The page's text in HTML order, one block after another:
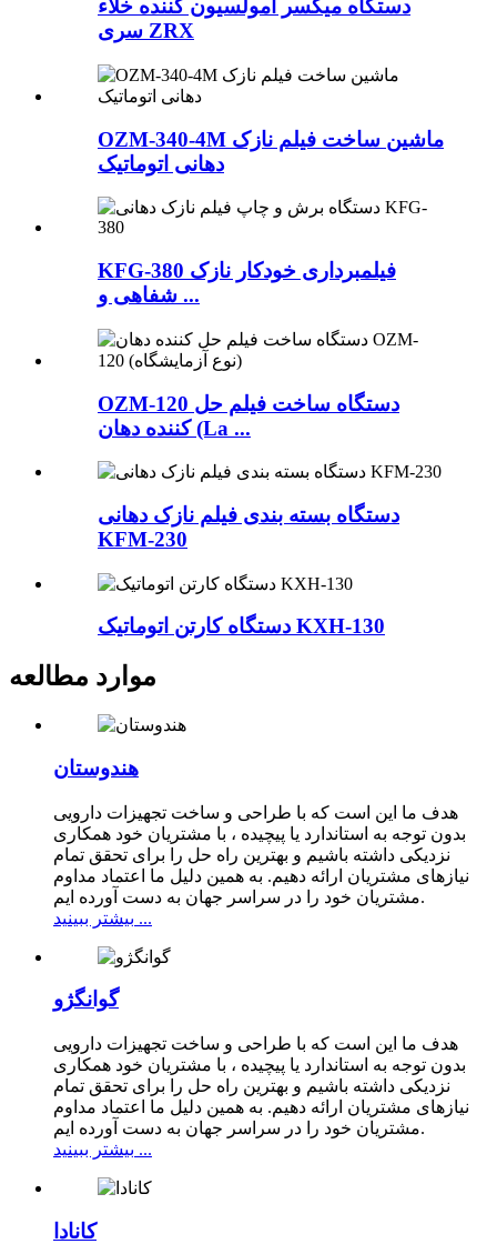
دستگاه میکسر امولسیون کننده خلاء
سری ZRX
OZM-340-4M ماشین ساخت فیلم نازک
دهانی اتوماتیک
KFG-380 فیلمبرداری خودکار نازک
شفاهی و ...
OZM-120 دستگاه ساخت فیلم حل
کننده دهان (La ...
دستگاه بسته بندی فیلم نازک دهانی
KFM-230
دستگاه کارتن اتوماتیک KXH-130
موارد مطالعه
هندوستان
هدف ما این است که با طراحی و ساخت تجهیزات دارویی
بدون توجه به استاندارد یا پیچیده ، با مشتریان خود همکاری
نزدیکی داشته باشیم و بهترین راه حل را برای تحقق تمام
نیازهای مشتریان ارائه دهیم. به همین دلیل ما اعتماد مداوم
مشتریان خود را در سراسر جهان به دست آورده ایم.
بیشتر ببینید ...
گوانگژو
هدف ما این است که با طراحی و ساخت تجهیزات دارویی
بدون توجه به استاندارد یا پیچیده ، با مشتریان خود همکاری
نزدیکی داشته باشیم و بهترین راه حل را برای تحقق تمام
نیازهای مشتریان ارائه دهیم. به همین دلیل ما اعتماد مداوم
مشتریان خود را در سراسر جهان به دست آورده ایم.
بیشتر ببینید ...
کانادا